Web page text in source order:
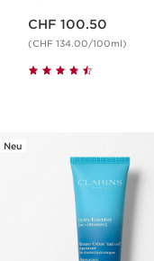
CHF 100.50
(CHF 134.00/100ml)
Neu